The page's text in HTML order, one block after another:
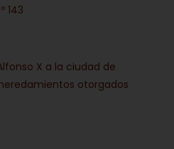
143
X a la ciudad de
otorgados